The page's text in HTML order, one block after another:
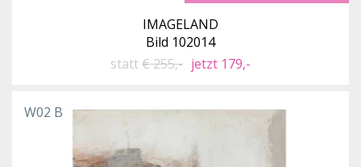
IMAGELAND
Bild 102014
statt€ 255,- jetzt 179,-
W02 B